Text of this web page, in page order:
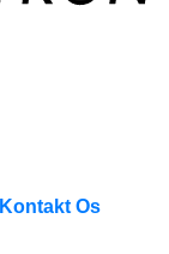
Kontakt Os